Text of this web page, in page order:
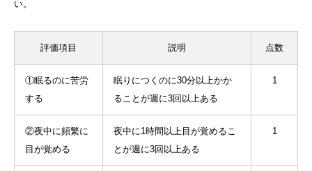
い。
評価項目 説明 点数
①眠るのに苦労
する
眠りにつくのに30分以上かか
ることが週に3回以上ある
1
②夜中に頻繁に
目が覚める
夜中に1時間以上目が覚めるこ
とが週に3回以上ある
1